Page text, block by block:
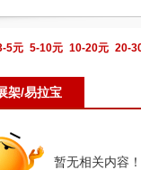
5元 5-10元 10-20元 20-
咨询
架/易拉宝
暂无相关内容！